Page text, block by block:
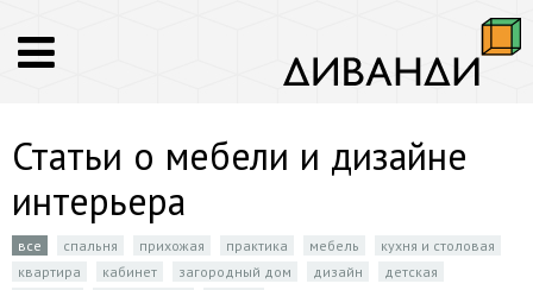
Статьи о мебели и дизайне
интерьера
все спальня прихожая практика мебель
кухня и столовая
квартира
кабинет загородный дом дизайн
детская